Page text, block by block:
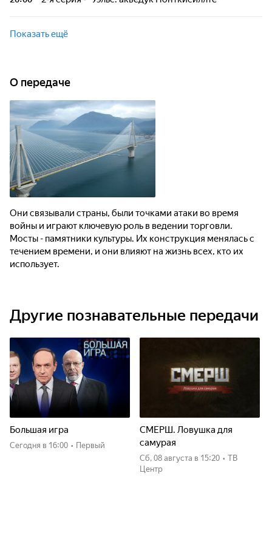
деи-Салти в долине Верзаска, построенном в XVI веке.
Виадук Мийо на юге Франции - один из самых высоких
транспортных мостов в мире. Акведук Понткисиллте над
долиной реки Ди в Уэльсе был построен в XIX веке. Это
Показать ещё
О передаче
Они связывали страны, были точками атаки во время
войны и играют ключевую роль в ведении торговли.
Мосты - памятники культуры. Их конструкция менялась с
течением времени, и они влияют на жизнь всех, кто их
использует.
Другие познавательные передачи
Большая игра
Сегодня в 16:00 • Первый
СМЕРШ. Ловушка для
самурая
сб, 08 августа в 15:20 • ТВ
Центр